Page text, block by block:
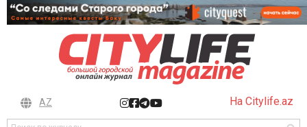
AZ На Citylife.az